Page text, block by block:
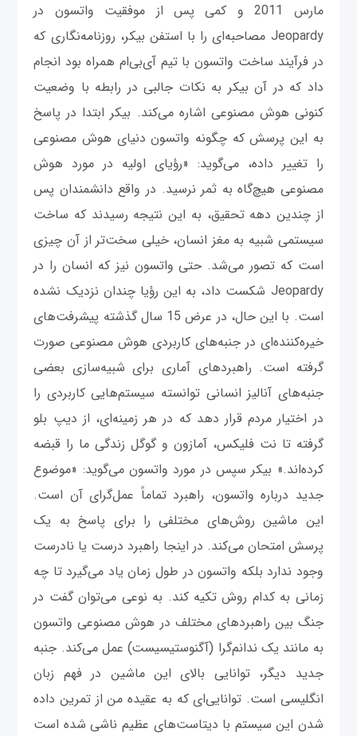
مارس 2011 و کمی پس از موفقیت واتسون در
Jeopardy مصاحبه‌ای را با استفن بیکر، روزنامه‌نگاری که
در فرآیند ساخت واتسون با تیم آی‌بی‌ام همراه بود انجام
داد که در آن بیکر به نکات جالبی در رابطه با وضعیت
کنونی هوش مصنوعی اشاره می‌کند. بیکر ابتدا در پاسخ
به این پرسش که چگونه واتسون دنیای هوش مصنوعی
را تغییر داده، می‌گوید: «رؤیای اولیه در مورد هوش
مصنوعی هیچ‌گاه به ثمر نرسید. در واقع دانشمندان پس
از چندین دهه تحقیق، به این نتیجه رسیدند که ساخت
سیستمی شبیه به مغز انسان، خیلی سخت‌تر از آن چیزی
است که تصور می‌شد. حتی واتسون نیز که انسان را در
Jeopardy شکست داد، به این رؤیا چندان نزدیک نشده
است. با این حال، در عرض 15 سال گذشته پیشرفت‌های
خیره‌کننده‌ای در جنبه‌های کاربردی هوش مصنوعی صورت
گرفته است. راهبردهای آماری برای شبیه‌سازی بعضی
جنبه‌های آنالیز انسانی توانسته سیستم‌هايی کاربردی را
در اختیار مردم قرار دهد که در هر زمینه‌ای، از دیپ بلو
گرفته تا نت فلیکس، آمازون و گوگل زندگی ما را قبضه
کرده‌اند.» بیکر سپس در مورد واتسون می‌گوید: «موضوع
جدید درباره واتسون، راهبرد تماماً عمل‌گرای آن است.
این ماشین روش‌های مختلفی را برای پاسخ به یک
پرسش امتحان می‌کند. در اینجا راهبرد درست یا نادرست
وجود ندارد بلکه واتسون در طول زمان یاد می‌گیرد تا چه
زمانی به کدام روش تکیه کند. به نوعی می‌توان گفت در
جنگ بین راهبردهای مختلف در هوش مصنوعی واتسون
به مانند یک ندانم‌گرا (آگنوستیسیست) عمل می‌کند. جنبه
جدید دیگر، توانایی بالای این ماشین در فهم زبان
انگلیسی است. توانایی‌ای که به عقیده من از تمرین داده
شدن این سیستم با دیتاست‌های عظیم ناشی شده است